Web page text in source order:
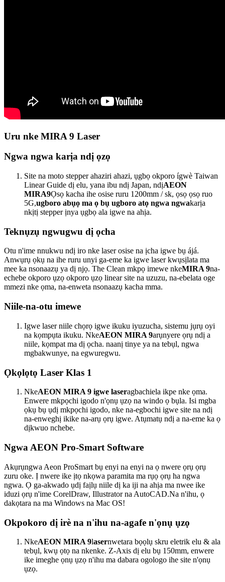
Uru nke MIRA 9 Laser
Ngwa ngwa karịa ndị ọzọ
Site na moto stepper ahaziri ahazi, ụgbọ okporo ígwè Taiwan
Linear Guide dị elu, yana ibu ndị Japan, ndịAEON
MIRA9Ọsọ kacha ihe osise ruru 1200mm / sk, ọsọ ọsọ ruo
5G,ugboro abụọ ma ọ bụ ugboro atọ ngwa ngwakarịa
nkịtị stepper ịnya ụgbọ ala igwe na ahịa.
Teknụzụ ngwugwu dị ọcha
Otu n'ime nnukwu ndị iro nke laser osise na ịcha igwe bụ ájá.
Anwụrụ ọkụ na ihe ruru unyi ga-eme ka igwe laser kwụsịlata ma
mee ka nsonaazụ ya dị njọ. The Clean mkpọ imewe nkeMIRA 9na-
echebe okporo ụzọ okporo ụzọ linear site na uzuzu, na-ebelata oge
mmezi nke ọma, na-enweta nsonaazụ kacha mma.
Niile-na-otu imewe
Igwe laser niile chọrọ igwe ikuku iyuzucha, sistemu jụrụ oyi
na kọmpụta ikuku. NkeAEON MIRA 9arụnyere ọrụ ndị a
niile, kọmpat ma dị ọcha. naanị tinye ya na tebụl, ngwa
mgbakwunye, na egwuregwu.
Ọkọlọtọ Laser Klas 1
NkeAEON MIRA 9 igwe laseragbachiela ikpe nke ọma.
Enwere mkpọchi igodo n'ọnụ ụzọ na windo ọ bụla. Isi mgba
ọkụ bụ ụdị mkpọchi igodo, nke na-egbochi igwe site na ndị
na-enweghị ikike na-arụ ọrụ igwe. Atụmatụ ndị a na-eme ka ọ
dịkwuo nchebe.
Ngwa AEON Pro-Smart Software
Akụrụngwa Aeon ProSmart bụ enyi na enyi na ọ nwere ọrụ ọrụ
zuru oke. Ị nwere ike ịtọ nkọwa paramita ma rụọ ọrụ ha ngwa
ngwa. Ọ ga-akwado ụdị faịlụ niile dị ka iji na ahịa ma nwee ike
iduzi ọrụ n'ime CorelDraw, Illustrator na AutoCAD.Na n'ihu, ọ
dakọtara na ma Windows na Mac OS!
Okpokoro dị irè na n'ihu na-agafe n'ọnụ ụzọ
NkeAEON MIRA 9lasernwetara bọọlụ skru eletrik elu & ala
tebụl, kwụ ọtọ na nkenke. Z-Axis dị elu bụ 150mm, enwere
ike imeghe ọnụ ụzọ n'ihu ma dabara ogologo ihe site n'ọnụ
ụzọ.